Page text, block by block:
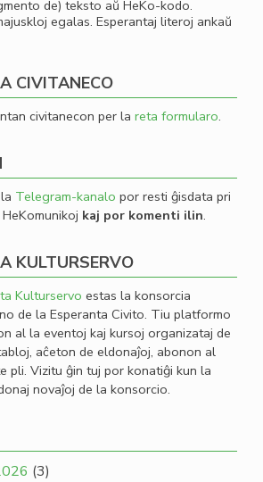
de) teksto aŭ HeKo-kodo.
egalas. Esperantaj literoj ankaŭ
CIVITANECO
civitanecon per la reta formularo.
Telegram-kanalo por resti ĝisdata pri
kaj por komenti ilin.
KULTURSERVO
Kulturservo estas la konsorcia
de la Esperanta Civito. Tiu platformo
al la eventoj kaj kursoj organizataj de
aĉeton de eldonaĵoj, abonon al
pli. Vizitu ĝin tuj por konatiĝi kun la
novaĵoj de la konsorcio.
(3)